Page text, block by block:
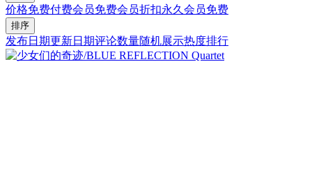
价格免费付费会员免费会员折扣永久会员免费
排序
发布日期更新日期评论数量随机展示热度排行